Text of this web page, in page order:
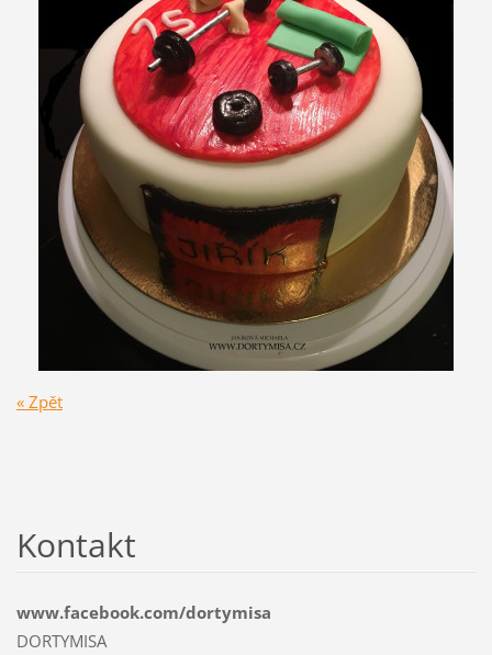
« Zpět
Kontakt
www.facebook.com/dortymisa
DORTYMISA